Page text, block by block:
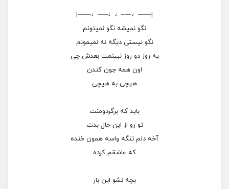
|——♩—–♩♩—–♩——|
نگو نمیشه نگو نمیتونم
نگو نیستی دیگه نه نمیمونم
یه روز دو روز نبینمت بعدش چی
اون همه جون کندن
هیچی به هیچی
باید که برگردومنت
تو رو از این حال بدت
آخه دلم تنگه واسه همون خنده
که عاشقم کرده
بچه نشو این بار